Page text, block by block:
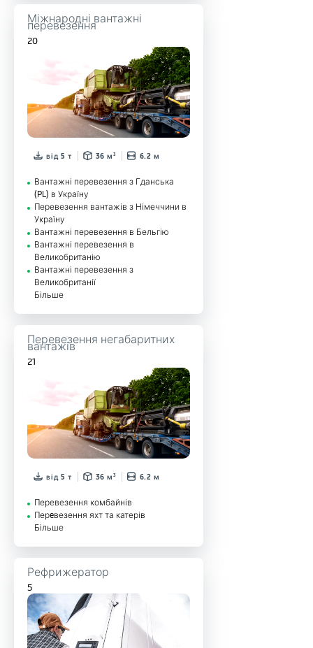
Міжнародні вантажні
перевезення
20
від 5 т 36 м³ 6.2 м
Вантажні перевезення з Гданська
(PL) в Україну
Перевезення вантажів з Німеччини в
Україну
Вантажні перевезення в Бельгію
Вантажні перевезення в
Великобританію
Вантажні перевезення з
Великобританії
Більше
Перевезення негабаритних
вантажів
21
від 5 т 36 м³ 6.2 м
Перевезення комбайнів
Перeвезення яхт та катерів
Більше
Рефрижератор
5